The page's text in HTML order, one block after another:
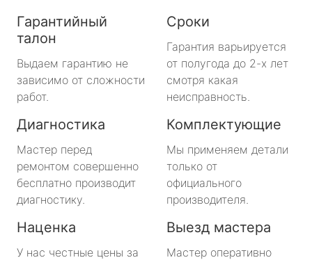
Гарантийный
талон
Выдаем гарантию не
зависимо от сложности
работ.
Сроки
Гарантия варьируется
от полугода до 2-х лет
смотря какая
неисправность.
Диагностика
Мастер перед
ремонтом совершенно
бесплатно производит
диагностику.
Комплектующие
Мы применяем детали
только от
официального
производителя.
Наценка
У нас честные цены за
Выезд мастера
Мастер оперативно